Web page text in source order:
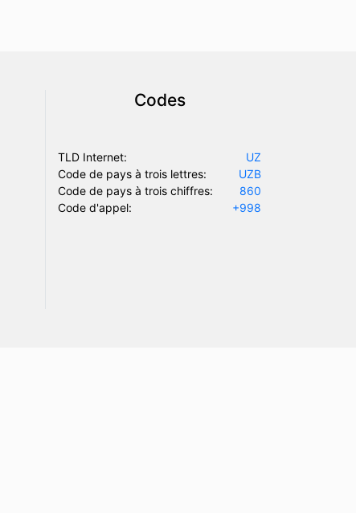
Codes
TLD Internet:
UZ
Code de pays à trois lettres:
UZB
Code de pays à trois chiffres:
860
Code d'appel:
+998